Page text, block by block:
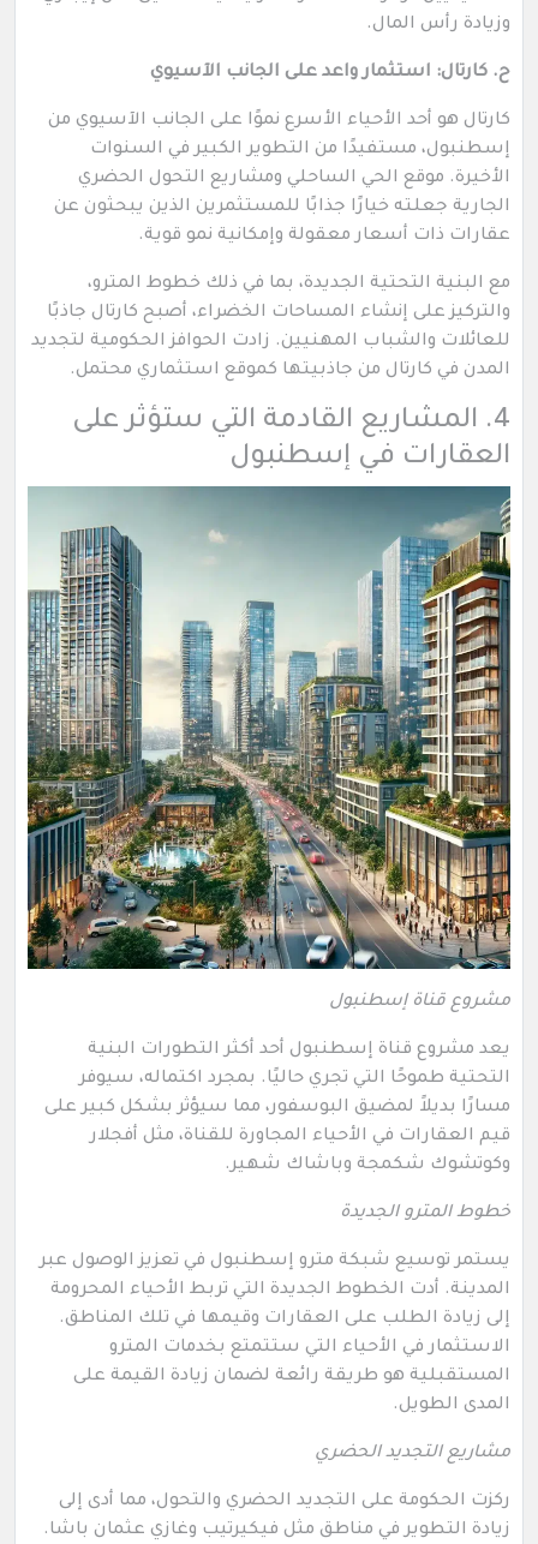
وزيادة رأس المال.
ح. كارتال: استثمار واعد على الجانب الآسيوي
كارتال هو أحد الأحياء الأسرع نموًا على الجانب الآسيوي من
إسطنبول، مستفيدًا من التطوير الكبير في السنوات
الأخيرة. موقع الحي الساحلي ومشاريع التحول الحضري
الجارية جعلته خيارًا جذابًا للمستثمرين الذين يبحثون عن
عقارات ذات أسعار معقولة وإمكانية نمو قوية.
مع البنية التحتية الجديدة، بما في ذلك خطوط المترو،
والتركيز على إنشاء المساحات الخضراء، أصبح كارتال جاذبًا
للعائلات والشباب المهنيين. زادت الحوافز الحكومية لتجديد
المدن في كارتال من جاذبيتها كموقع استثماري محتمل.
4. المشاريع القادمة التي ستؤثر على
العقارات في إسطنبول
مشروع قناة إسطنبول
يعد مشروع قناة إسطنبول أحد أكثر التطورات البنية
التحتية طموحًا التي تجري حاليًا. بمجرد اكتماله، سيوفر
مسارًا بديلاً لمضيق البوسفور، مما سيؤثر بشكل كبير على
قيم العقارات في الأحياء المجاورة للقناة، مثل أفجلار
وكوتشوك شكمجة وباشاك شهير.
خطوط المترو الجديدة
يستمر توسيع شبكة مترو إسطنبول في تعزيز الوصول عبر
المدينة. أدت الخطوط الجديدة التي تربط الأحياء المحرومة
إلى زيادة الطلب على العقارات وقيمها في تلك المناطق.
الاستثمار في الأحياء التي ستتمتع بخدمات المترو
المستقبلية هو طريقة رائعة لضمان زيادة القيمة على
المدى الطويل.
مشاريع التجديد الحضري
ركزت الحكومة على التجديد الحضري والتحول، مما أدى إلى
زيادة التطوير في مناطق مثل فيكيرتيب وغازي عثمان باشا.